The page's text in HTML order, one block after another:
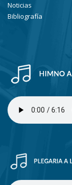
Noticias
Bibliografía